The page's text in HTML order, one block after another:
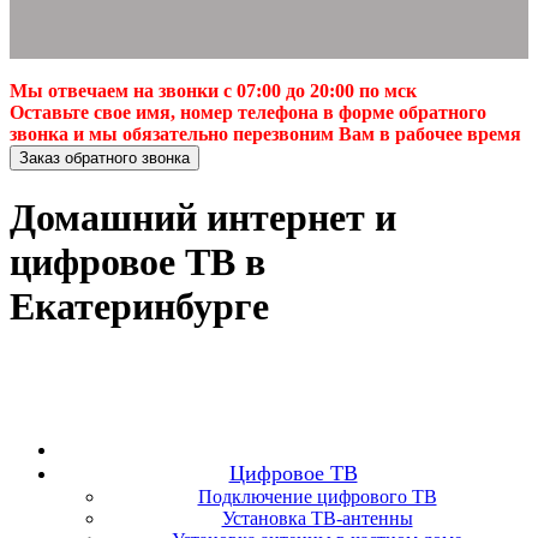
Мы отвечаем на звонки с 07:00 до 20:00 по мск
Оставьте свое имя, номер телефона в форме обратного
звонка и мы обязательно перезвоним Вам в рабочее время
Заказ обратного звонка
Домашний интернет и
цифровое ТВ в
Екатеринбурге
Цифровое ТВ
Подключение цифрового ТВ
Установка ТВ-антенны